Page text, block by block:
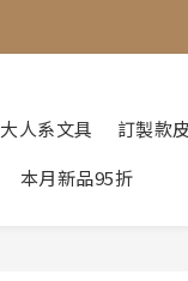
大人系文具
訂製款
本月新品95折